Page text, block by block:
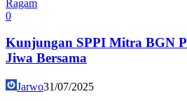
Ragam
0
Kunjungan SPPI Mitra BGN
Jiwa Bersama
Jarwo31/07/2025